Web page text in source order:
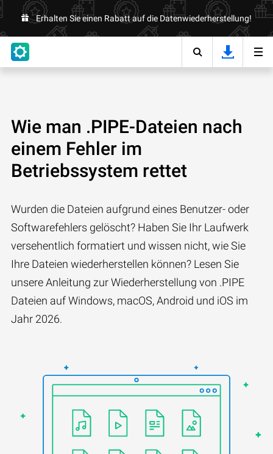
Erhalten Sie einen Rabatt auf die Datenwiederherstellung!
Wie man .PIPE-Dateien nach
einem Fehler im
Betriebssystem rettet
Wurden die Dateien aufgrund eines Benutzer- oder
Softwarefehlers gelöscht? Haben Sie Ihr Laufwerk
versehentlich formatiert und wissen nicht, wie Sie
Ihre Dateien wiederherstellen können? Lesen Sie
unsere Anleitung zur Wiederherstellung von .PIPE
Dateien auf Windows, macOS, Android und iOS im
Jahr 2026.